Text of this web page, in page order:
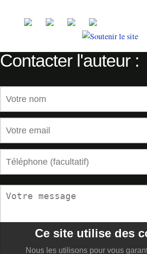
Contacter l'auteur :
Ce site utilise des
Nous les utilisons pour vous